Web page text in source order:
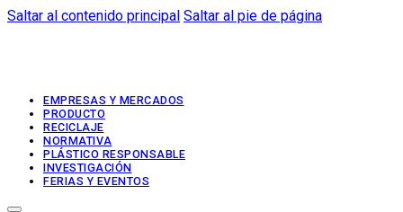
Saltar al contenido principal Saltar al pie de página
EMPRESAS Y MERCADOS
PRODUCTO
RECICLAJE
NORMATIVA
PLÁSTICO RESPONSABLE
INVESTIGACIÓN
FERIAS Y EVENTOS